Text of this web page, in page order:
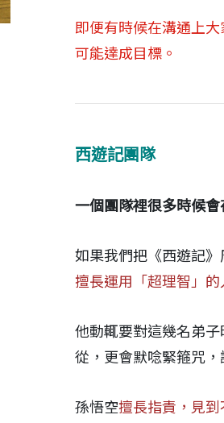
即便有時候在溝通上
可能達成目標。
西遊記團隊
一個團隊裡很多時候
如果我們把《西遊記
擅長運用「超理智」的
他動輒要對這幾名弟
從，更會默唸緊箍咒
孫悟空擅長指責，見